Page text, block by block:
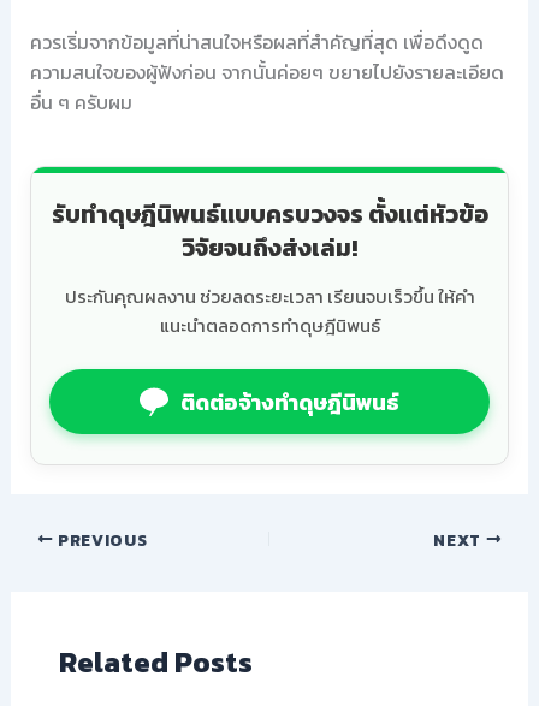
ควรเริ่มจากข้อมูลที่น่าสนใจหรือผลที่สำคัญที่สุด เพื่อดึงดูด
ความสนใจของผู้ฟังก่อน จากนั้นค่อยๆ ขยายไปยังรายละเอียด
อื่น ๆ ครับผม
รับทำดุษฎีนิพนธ์แบบครบวงจร ตั้งแต่หัวข้อ
วิจัยจนถึงส่งเล่ม!
ประกันคุณผลงาน ช่วยลดระยะเวลา เรียนจบเร็วขึ้น ให้คำ
แนะนำตลอดการทำดุษฎีนิพนธ์
ติดต่อจ้างทำดุษฎีนิพนธ์
PREVIOUS NEXT
Related Posts